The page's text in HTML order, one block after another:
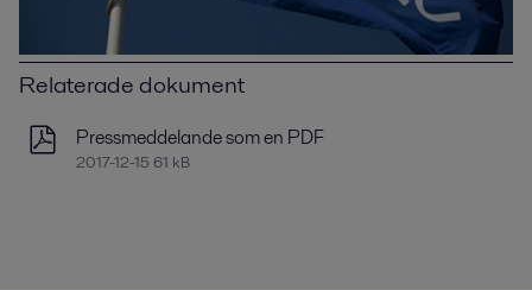
Relaterade dokument
Pressmeddelande som en PDF
2017-12-15 61 kB